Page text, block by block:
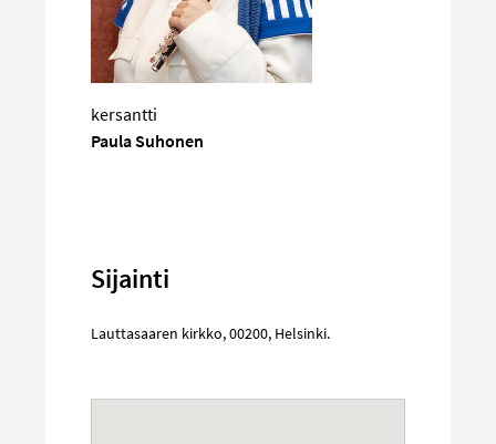
kersantti
Paula Suhonen
Sijainti
Lauttasaaren kirkko,00200, Helsinki.